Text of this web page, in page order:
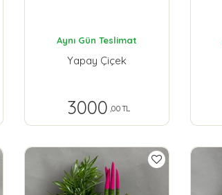
Aynı Gün Teslimat
Yapay Çiçek
3000 ,00 TL